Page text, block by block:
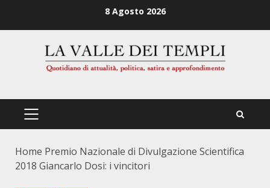
8 Agosto 2026
PRIMÄRES
Home Premio Nazionale di Divulgazione Scientifica
2018 Giancarlo Dosi: i vincitori